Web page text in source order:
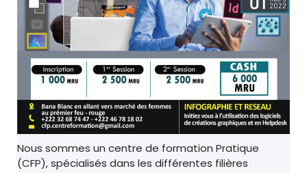
Nous sommes un centre de formation Pratique
(CFP), spécialisés dans les différentes filières